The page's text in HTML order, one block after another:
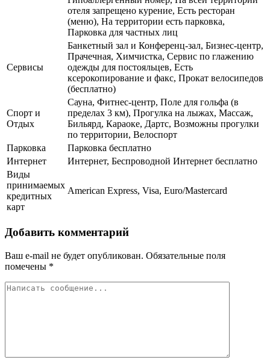
отеля запрещено курение, Есть ресторан
(меню), На территории есть парковка,
Парковка для частных лиц
Сервисы
Банкетный зал и Конференц-зал, Бизнес-центр,
Прачечная, Химчистка, Сервис по глажению
одежды для постояльцев, Есть
ксерокопирование и факс, Прокат велосипедов
(бесплатно)
Спорт и
Отдых
Сауна, Фитнес-центр, Поле для гольфа (в
пределах 3 км), Прогулка на лыжах, Массаж,
Бильярд, Караоке, Дартс, Возможны прогулки
по территории, Велоспорт
Парковка
Парковка бесплатно
Интернет
Интернет, Беспроводной Интернет бесплатно
Виды
принимаемых
кредитных
карт
American Express, Visa, Euro/Mastercard
Добавить комментарий
Ваш e-mail не будет опубликован. Обязательные поля
помечены *